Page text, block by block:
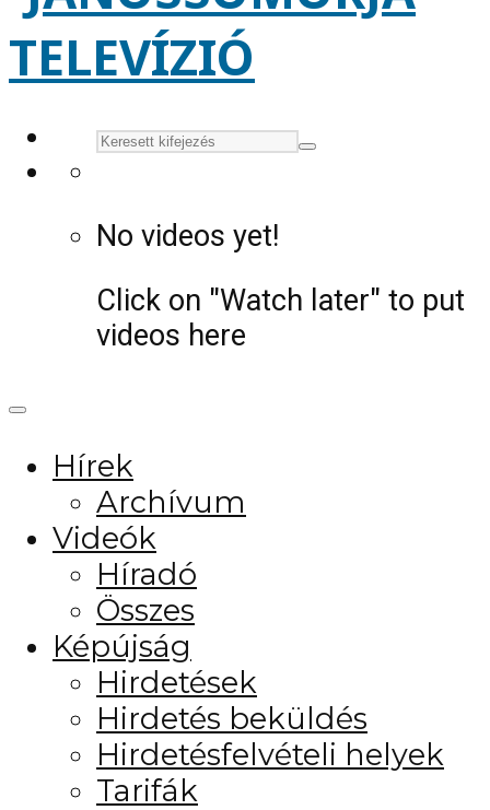
No videos yet!
Click on "Watch later" to put
videos here
Hírek
Archívum
Videók
Híradó
Összes
Képújság
Hirdetések
Hirdetés beküldés
Hirdetésfelvételi helyek
Tarifák